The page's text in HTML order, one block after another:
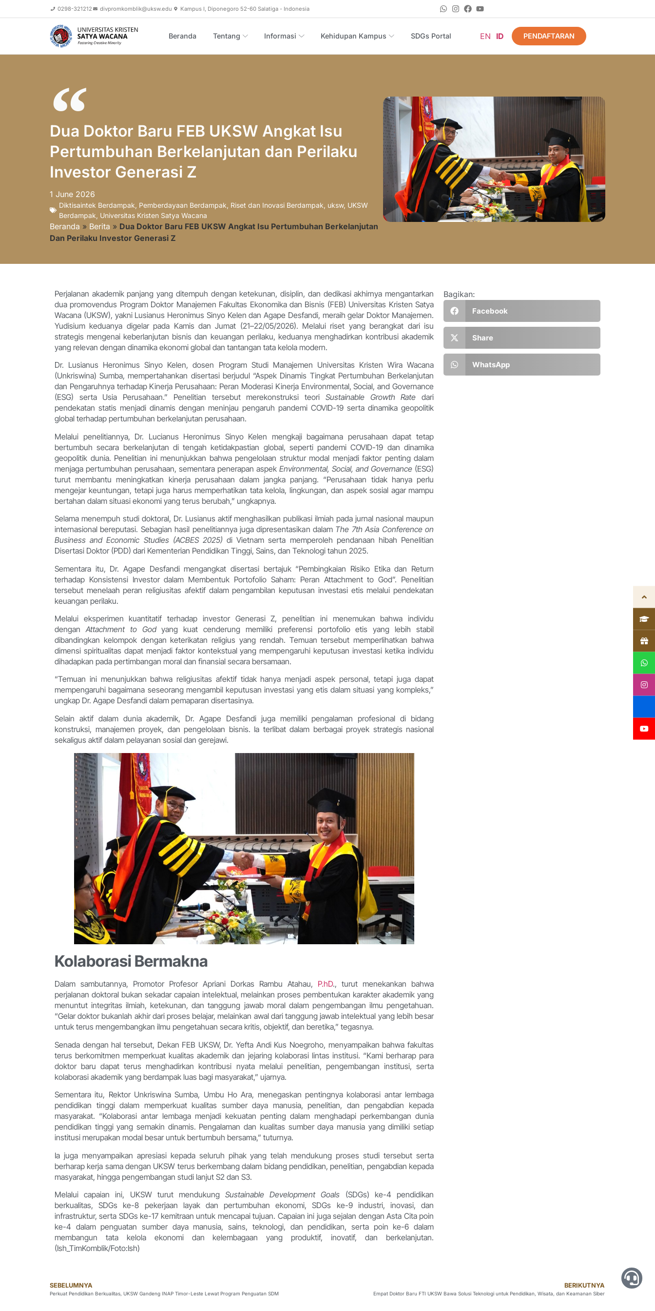
0298-321212 divpromkomblik@uksw.edu Kampus I, Diponegoro 52-60 Salatiga - Indonesia
Beranda Tentang Informasi Kehidupan Kampus SDGs Portal EN ID PENDAFTARAN
Dua Doktor Baru FEB UKSW Angkat Isu
Pertumbuhan Berkelanjutan dan Perilaku
Investor Generasi Z
1 June 2026
Diktisaintek Berdampak, Pemberdayaan Berdampak, Riset dan Inovasi Berdampak, uksw, UKSW
Berdampak, Universitas Kristen Satya Wacana
Beranda » Berita » Dua Doktor Baru FEB UKSW Angkat Isu Pertumbuhan Berkelanjutan
Dan Perilaku Investor Generasi Z
Perjalanan akademik panjang yang ditempuh dengan ketekunan, disiplin, dan dedikasi akhirnya mengantarkan
dua promovendus Program Doktor Manajemen Fakultas Ekonomika dan Bisnis (FEB) Universitas Kristen Satya
Wacana (UKSW), yakni Lusianus Heronimus Sinyo Kelen dan Agape Desfandi, meraih gelar Doktor Manajemen.
Yudisium keduanya digelar pada Kamis dan Jumat (21–22/05/2026). Melalui riset yang berangkat dari isu
strategis mengenai keberlanjutan bisnis dan keuangan perilaku, keduanya menghadirkan kontribusi akademik
yang relevan dengan dinamika ekonomi global dan tantangan tata kelola modern.
Dr. Lusianus Heronimus Sinyo Kelen, dosen Program Studi Manajemen Universitas Kristen Wira Wacana
(Unkriswina) Sumba, mempertahankan disertasi berjudul “Aspek Dinamis Tingkat Pertumbuhan Berkelanjutan
dan Pengaruhnya terhadap Kinerja Perusahaan: Peran Moderasi Kinerja Environmental, Social, and Governance
(ESG) serta Usia Perusahaan.” Penelitian tersebut merekonstruksi teori Sustainable Growth Rate dari
pendekatan statis menjadi dinamis dengan meninjau pengaruh pandemi COVID-19 serta dinamika geopolitik
global terhadap pertumbuhan berkelanjutan perusahaan.
Melalui penelitiannya, Dr. Lucianus Heronimus Sinyo Kelen mengkaji bagaimana perusahaan dapat tetap
bertumbuh secara berkelanjutan di tengah ketidakpastian global, seperti pandemi COVID-19 dan dinamika
geopolitik dunia. Penelitian ini menunjukkan bahwa pengelolaan struktur modal menjadi faktor penting dalam
menjaga pertumbuhan perusahaan, sementara penerapan aspek Environmental, Social, and Governance (ESG)
turut membantu meningkatkan kinerja perusahaan dalam jangka panjang. “Perusahaan tidak hanya perlu
mengejar keuntungan, tetapi juga harus memperhatikan tata kelola, lingkungan, dan aspek sosial agar mampu
bertahan dalam situasi ekonomi yang terus berubah,” ungkapnya.
Selama menempuh studi doktoral, Dr. Lusianus aktif menghasilkan publikasi ilmiah pada jurnal nasional maupun
internasional bereputasi. Sebagian hasil penelitiannya juga dipresentasikan dalam The 7th Asia Conference on
Business and Economic Studies (ACBES 2025) di Vietnam serta memperoleh pendanaan hibah Penelitian
Disertasi Doktor (PDD) dari Kementerian Pendidikan Tinggi, Sains, dan Teknologi tahun 2025.
Sementara itu, Dr. Agape Desfandi mengangkat disertasi bertajuk “Pembingkaian Risiko Etika dan Return
terhadap Konsistensi Investor dalam Membentuk Portofolio Saham: Peran Attachment to God”. Penelitian
tersebut menelaah peran religiusitas afektif dalam pengambilan keputusan investasi etis melalui pendekatan
keuangan perilaku.
Melalui eksperimen kuantitatif terhadap investor Generasi Z, penelitian ini menemukan bahwa individu
dengan Attachment to Godyang kuat cenderung memiliki preferensi portofolio etis yang lebih stabil
dibandingkan kelompok dengan keterikatan religius yang rendah. Temuan tersebut memperlihatkan bahwa
dimensi spiritualitas dapat menjadi faktor kontekstual yang mempengaruhi keputusan investasi ketika individu
dihadapkan pada pertimbangan moral dan finansial secara bersamaan.
“Temuan ini menunjukkan bahwa religiusitas afektif tidak hanya menjadi aspek personal, tetapi juga dapat
mempengaruhi bagaimana seseorang mengambil keputusan investasi yang etis dalam situasi yang kompleks,”
ungkap Dr. Agape Desfandi dalam pemaparan disertasinya.
Selain aktif dalam dunia akademik, Dr. Agape Desfandi juga memiliki pengalaman profesional di bidang
konstruksi, manajemen proyek, dan pengelolaan bisnis. Ia terlibat dalam berbagai proyek strategis nasional
sekaligus aktif dalam pelayanan sosial dan gerejawi.
Kolaborasi Bermakna
Dalam sambutannya, Promotor Profesor Apriani Dorkas Rambu Atahau, P.hD., turut menekankan bahwa
perjalanan doktoral bukan sekadar capaian intelektual, melainkan proses pembentukan karakter akademik yang
menuntut integritas ilmiah, ketekunan, dan tanggung jawab moral dalam pengembangan ilmu pengetahuan.
“Gelar doktor bukanlah akhir dari proses belajar, melainkan awal dari tanggung jawab intelektual yang lebih besar
untuk terus mengembangkan ilmu pengetahuan secara kritis, objektif, dan beretika,” tegasnya.
Senada dengan hal tersebut, Dekan FEB UKSW, Dr. Yefta Andi Kus Noegroho, menyampaikan bahwa fakultas
terus berkomitmen memperkuat kualitas akademik dan jejaring kolaborasi lintas institusi. “Kami berharap para
doktor baru dapat terus menghadirkan kontribusi nyata melalui penelitian, pengembangan institusi, serta
kolaborasi akademik yang berdampak luas bagi masyarakat,” ujarnya.
Sementara itu, Rektor Unkriswina Sumba, Umbu Ho Ara, menegaskan pentingnya kolaborasi antar lembaga
pendidikan tinggi dalam memperkuat kualitas sumber daya manusia, penelitian, dan pengabdian kepada
masyarakat. “Kolaborasi antar lembaga menjadi kekuatan penting dalam menghadapi perkembangan dunia
pendidikan tinggi yang semakin dinamis. Pengalaman dan kualitas sumber daya manusia yang dimiliki setiap
institusi merupakan modal besar untuk bertumbuh bersama,” tuturnya.
Ia juga menyampaikan apresiasi kepada seluruh pihak yang telah mendukung proses studi tersebut serta
berharap kerja sama dengan UKSW terus berkembang dalam bidang pendidikan, penelitian, pengabdian kepada
masyarakat, hingga pengembangan studi lanjut S2 dan S3.
Melalui capaian ini, UKSW turut mendukungSustainable Development Goals (SDGs) ke-4 pendidikan
berkualitas, SDGs ke-8 pekerjaan layak dan pertumbuhan ekonomi, SDGs ke-9 industri, inovasi, dan
infrastruktur, serta SDGs ke-17 kemitraan untuk mencapai tujuan. Capaian ini juga sejalan dengan Asta Cita poin
ke-4 dalam penguatan sumber daya manusia, sains, teknologi, dan pendidikan, serta poin ke-6 dalam
membangun tata kelola ekonomi dan kelembagaan yang produktif, inovatif, dan berkelanjutan.
(Ish_TimKomblik/Foto:Ish)
Bagikan:
Facebook
Share
WhatsApp
SEBELUMNYA
Perkuat Pendidikan Berkualitas, UKSW Gandeng INAP Timor-Leste Lewat Program Penguatan SDM
BERIKUTNYA
Empat Doktor Baru FTI UKSW Bawa Solusi Teknologi untuk Pendidikan, Wisata, dan Keamanan Siber